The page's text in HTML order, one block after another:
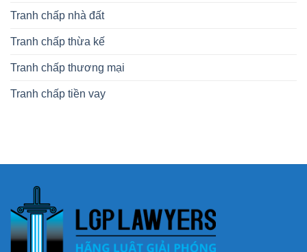
Tranh chấp nhà đất
Tranh chấp thừa kế
Tranh chấp thương mại
Tranh chấp tiền vay